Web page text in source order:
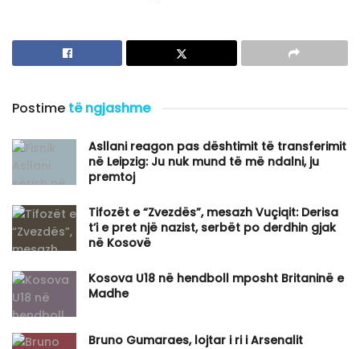
Postime të ngjashme
Asllani reagon pas dështimit të transferimit
në Leipzig: Ju nuk mund të më ndalni, ju
premtoj
Tifozët e “Zvezdës”, mesazh Vuçiqit: Derisa
t’i e pret një nazist, serbët po derdhin gjak
në Kosovë
Kosova U18 në hendboll mposht Britaninë e
Madhe
Bruno Gumaraes, lojtar i ri i Arsenalit